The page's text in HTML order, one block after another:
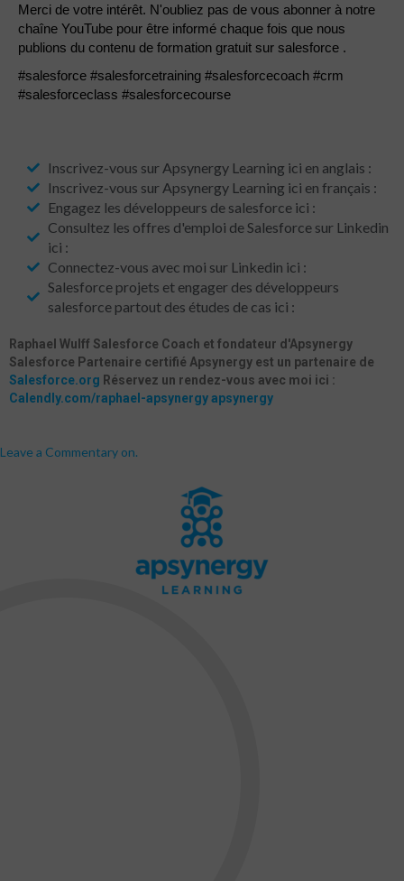
Merci de votre intérêt. N'oubliez pas de vous abonner à notre
chaîne YouTube pour être informé chaque fois que nous
publions du contenu de formation gratuit sur salesforce .
#salesforce #salesforcetraining #salesforcecoach #crm
#salesforceclass #salesforcecourse
Inscrivez-vous sur Apsynergy Learning ici en anglais :
Inscrivez-vous sur Apsynergy Learning ici en français :
Engagez les développeurs de salesforce ici :
Consultez les offres d'emploi de Salesforce sur Linkedin
ici :
Connectez-vous avec moi sur Linkedin ici :
Salesforce projets et engager des développeurs
salesforce partout des études de cas ici :
Raphael Wulff Salesforce Coach et fondateur d'Apsynergy
Salesforce Partenaire certifié Apsynergy est un partenaire de
Salesforce.org Réservez un rendez-vous avec moi ici :
Calendly.com/raphael-apsynergyapsynergy
Leave a Commentary on.